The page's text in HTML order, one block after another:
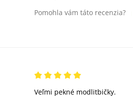
Pomohla vám táto recenzia?
Veľmi pekné modlitbičky.